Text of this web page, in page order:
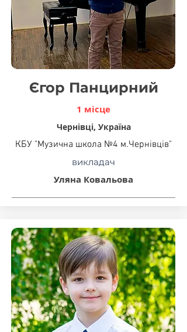
Єгор Панцирний
1 місце
Чернівці, Україна
КБУ "Музична школа №4 м.Чернівців"
викладач
Уляна Ковальова